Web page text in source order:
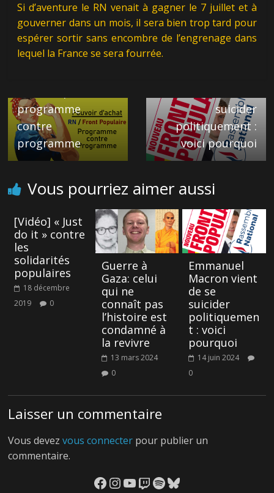
Si d’aventure le RN venait à gagner le 7 juillet et à
gouverner dans un mois, il sera bien trop tard pour
espérer sortir sans encombre de l’engrenage dans
lequel la France se sera fourrée.
← Previous
Augmentation du
pouvoir d’achat : le
programme
contre
programme
suicider
politiquement :
voici pourquoi
Vous pourriez aimer aussi
[Vidéo] « Just
do it » contre
les
solidarités
populaires
18 décembre
2019
0
Guerre à
Gaza: celui
qui ne
connaît pas
l’histoire est
condamné à
la revivre
13 mars 2024
0
Emmanuel
Macron vient
de se
suicider
politiquemen
t : voici
pourquoi
14 juin 2024
0
Laisser un commentaire
Vous devezvous connecter pour publier un
commentaire.
Facebook
Instagram
YouTube
Twitch
Spotify
Bluesky